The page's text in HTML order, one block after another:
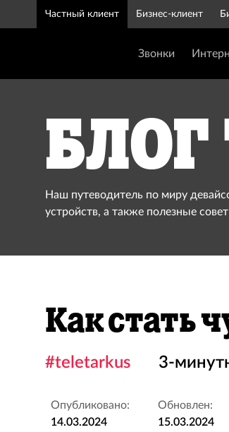
Частный клиент Бизнес-клиент
Звонки
Наш путеводитель по миру
устройств, а также полезные
Как стать
#teletarkus 3-
Опубликовано:
14.03.2024
Обновлен:
15.03.2024